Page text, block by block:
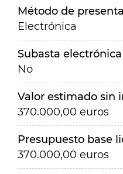
Método de
Electrónica
Subasta electrónica
No
Valor estimado sin
370.000,00 euros
Presupuesto base
370.000,00 euros